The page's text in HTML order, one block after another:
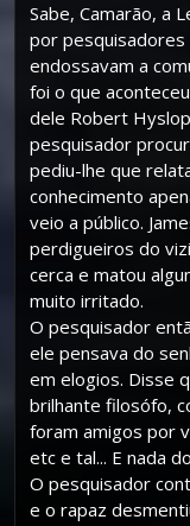
Sabe, Camarão, a
por
endossavam a
foi o que
dele Robert
pesquisador
pediu-lhe que
conhecimento
veio a público.
perdigueiros do
cerca e matou
muito irritado.
O pesquisador
ele pensava do
em elogios. Disse
brilhante filosófo,
foram amigos por
etc e tal... E nada
O pesquisador
e o rapaz